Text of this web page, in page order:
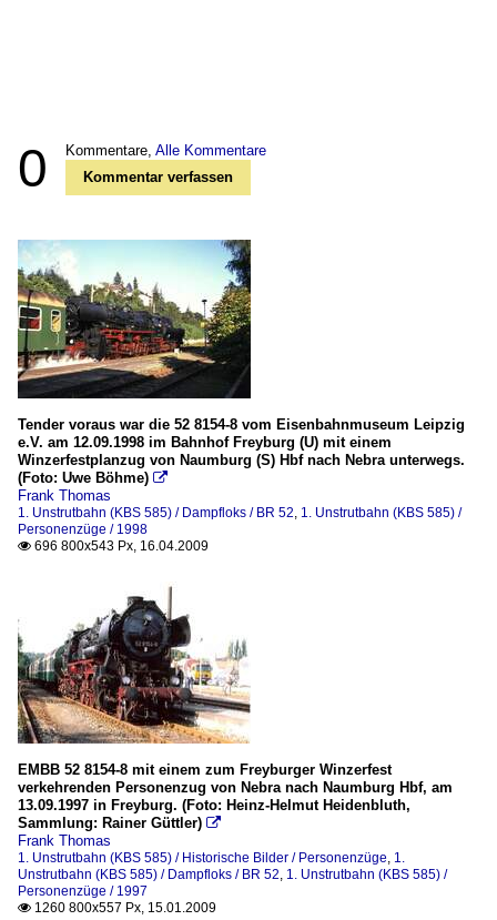
0 Kommentare, Alle Kommentare
Kommentar verfassen
Tender voraus war die 52 8154-8 vom Eisenbahnmuseum Leipzig
e.V. am 12.09.1998 im Bahnhof Freyburg (U) mit einem
Winzerfestplanzug von Naumburg (S) Hbf nach Nebra unterwegs.
(Foto: Uwe Böhme) 
Frank Thomas
1. Unstrutbahn (KBS 585) / Dampfloks / BR 52, 1. Unstrutbahn (KBS 585) /
Personenzüge / 1998
 696 800x543 Px, 16.04.2009
EMBB 52 8154-8 mit einem zum Freyburger Winzerfest
verkehrenden Personenzug von Nebra nach Naumburg Hbf, am
13.09.1997 in Freyburg. (Foto: Heinz-Helmut Heidenbluth,
Sammlung: Rainer Güttler) 
Frank Thomas
1. Unstrutbahn (KBS 585) / Historische Bilder / Personenzüge, 1.
Unstrutbahn (KBS 585) / Dampfloks / BR 52, 1. Unstrutbahn (KBS 585) /
Personenzüge / 1997
 1260 800x557 Px, 15.01.2009